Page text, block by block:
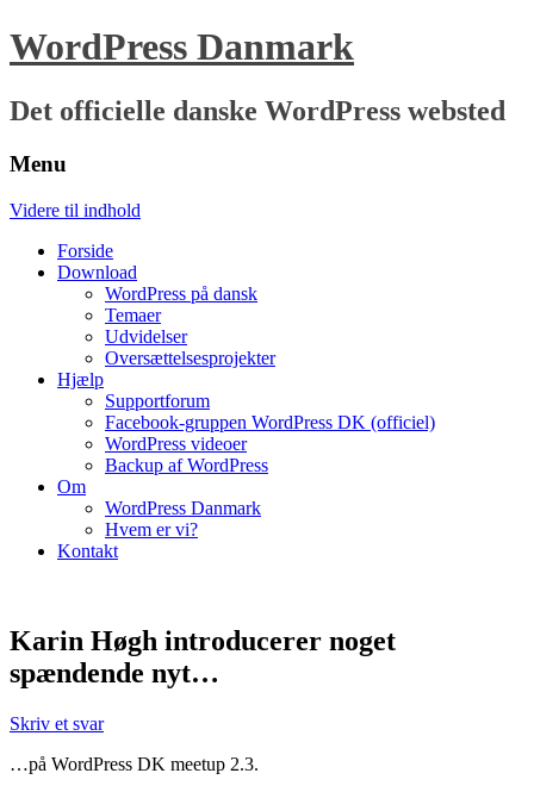
WordPress Danmark
Det officielle danske WordPress websted
Menu
Videre til indhold
Forside
Download
WordPress på dansk
Temaer
Udvidelser
Oversættelsesprojekter
Hjælp
Supportforum
Facebook-gruppen WordPress DK (officiel)
WordPress videoer
Backup af WordPress
Om
WordPress Danmark
Hvem er vi?
Kontakt
Karin Høgh introducerer noget
spændende nyt…
Skriv et svar
…på WordPress DK meetup 2.3.